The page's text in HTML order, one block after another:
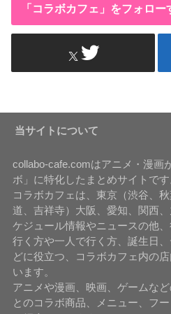
「コラボカフェ」をフォロー
当サイトについて
collabo-cafe.comはアニメ・漫画
ボ」に特化したまとめサイトです
コラボカフェは、東京（渋谷、
道、吉祥寺）大阪、愛知、関西
ケジュール情報やニュースの他
行く方や一人で行く方、誕生日
どに役立つ、コラボカフェ内の
います。
アニメや漫画、映画、ゲームな
とのコラボ商品、メニュー、フ